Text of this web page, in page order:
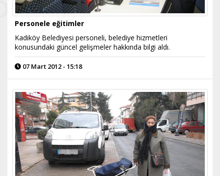
Personele eğitimler
Kadıköy Belediyesi personeli, belediye hizmetleri
konusundaki güncel gelişmeler hakkında bilgi aldı.
07 Mart 2012 - 15:18